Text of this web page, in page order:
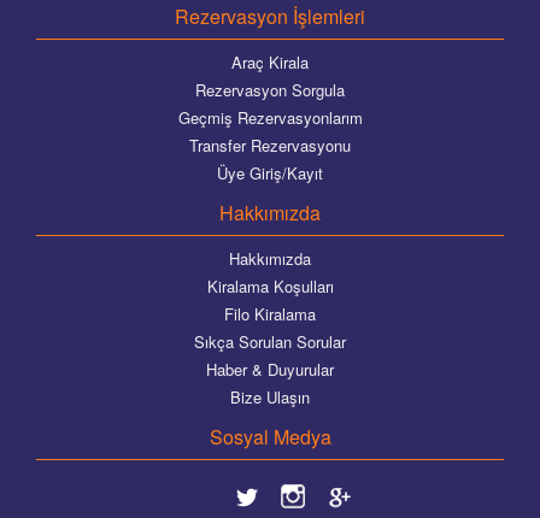
Rezervasyon İşlemleri
Araç Kirala
Rezervasyon Sorgula
Geçmiş Rezervasyonlarım
Transfer Rezervasyonu
Üye Giriş/Kayıt
Hakkımızda
Hakkımızda
Kiralama Koşulları
Filo Kiralama
Sıkça Sorulan Sorular
Haber & Duyurular
Bize Ulaşın
Sosyal Medya